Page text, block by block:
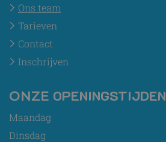
Ons team
Tarieven
Contact
Inschrijven
ONZE OPENINGSTIJDEN
Maandag
Dinsdag